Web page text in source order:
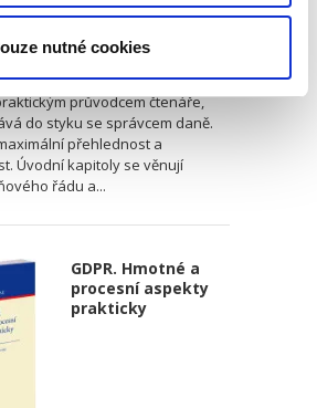
nutné cookies
,Tomáš Kajnar,Jitka Kajnarová,Tomáš Rydval
průvodcem čtenáře,
do styku se správcem daně.
přehlednost a
Úvodní kapitoly se věnují
řádu a...
GDPR. Hmotné a
procesní aspekty
prakticky